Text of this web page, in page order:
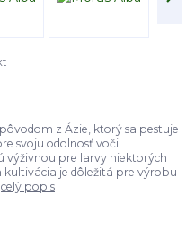
z Ázie, ktorý sa pestuje
svoju odolnosť voči
výživnou pre larvy niektorých
je dôležitá pre výrobu
celý popis